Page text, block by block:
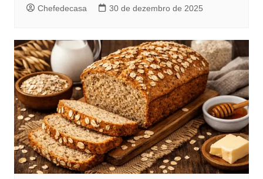
Chefedecasa 30 de dezembro de 2025